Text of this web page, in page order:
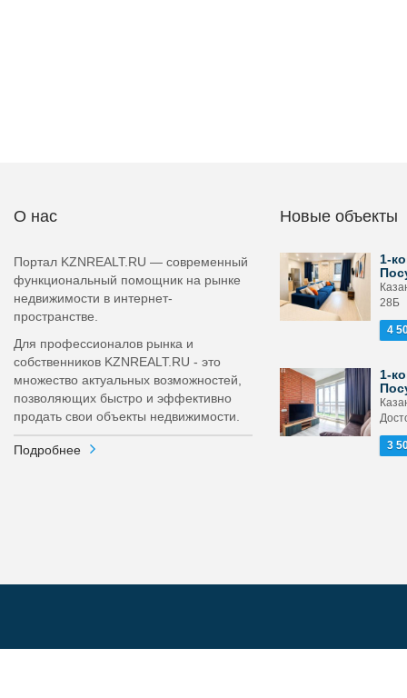
О нас
Портал KZNREALT.RU — современный
функциональный помощник на рынке
недвижимости в интернет-
пространстве.
Для профессионалов рынка и
собственников KZNREALT.RU - это
множество актуальных возможностей,
позволяющих быстро и эффективно
продать свои объекты недвижимости.
Подробнее
Новые объекты
1-
28Б
4
1-
3